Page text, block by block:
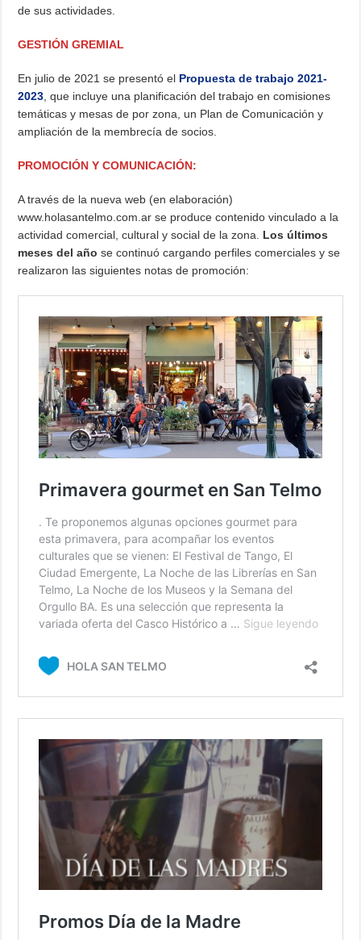
de sus actividades.
GESTIÓN GREMIAL
En julio de 2021 se presentó el Propuesta de trabajo 2021-
2023 , que incluye una planificación del trabajo en comisiones
temáticas y mesas de por zona, un Plan de Comunicación y
ampliación de la membrecía de socios.
PROMOCIÓN Y COMUNICACIÓN:
A través de la nueva web (en elaboración)
www.holasantelmo.com.ar se produce contenido vinculado a la
actividad comercial, cultural y social de la zona. Los últimos
meses del año se continuó cargando perfiles comerciales y se
realizaron las siguientes notas de promoción: